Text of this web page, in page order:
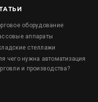
оборудование
аппараты
стеллажи
чего нужна автоматизация
и производства?